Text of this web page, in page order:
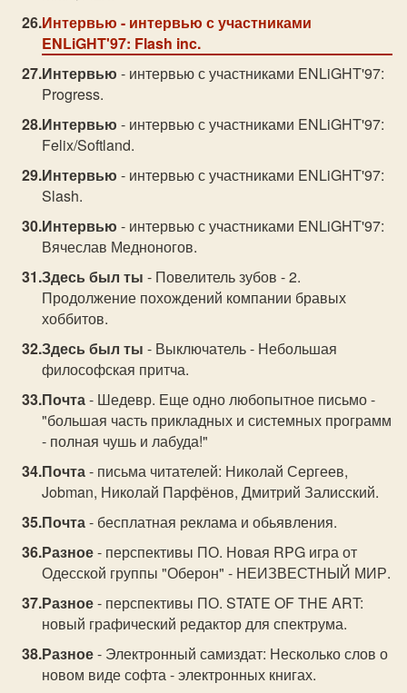
Интервью - интервью с участниками
ENLiGHT'97: Flash inc.
Интервью - интервью с участниками ENLiGHT'97:
Progress.
Интервью - интервью с участниками ENLiGHT'97:
Felix/Softland.
Интервью - интервью с участниками ENLiGHT'97:
Slash.
Интервью - интервью с участниками ENLiGHT'97:
Вячеслав Медноногов.
Здесь был ты - Повелитель зубов - 2.
Продолжение похождений компании бравых
хоббитов.
Здесь был ты - Выключатель - Небольшая
философская притча.
Почта- Шедевр. Еще одно любопытное письмо -
"большая часть прикладных и системных программ
- полная чушь и лабуда!"
Почта- письма читателей: Николай Сергеев,
Jobman, Николай Парфёнов, Дмитрий Залисский.
Почта- бесплатная реклама и обьявления.
Разное- перспективы ПО. Новая RPG игра от
Одесской группы "Оберон" - НЕИЗВЕСТНЫЙ МИР.
Разное- перспективы ПО. STATE OF THE ART:
новый графический редактор для спектрума.
Разное- Электронный самиздат: Несколько слов о
новом виде софта - электронных книгах.